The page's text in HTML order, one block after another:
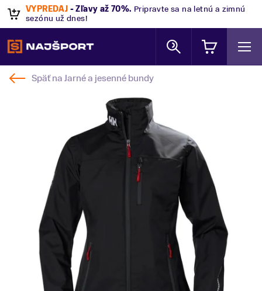
VÝPREDAJ - Zľavy až 70%. Pripravte sa na letnú a zimnú
sezónu už dnes!
Späť naJarné a jesenné bundy